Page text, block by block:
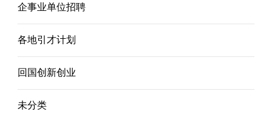
企事业单位招聘
各地引才计划
回国创新创业
未分类